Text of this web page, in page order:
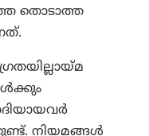
തൊടാത്ത
നിയമങ്ങൾ